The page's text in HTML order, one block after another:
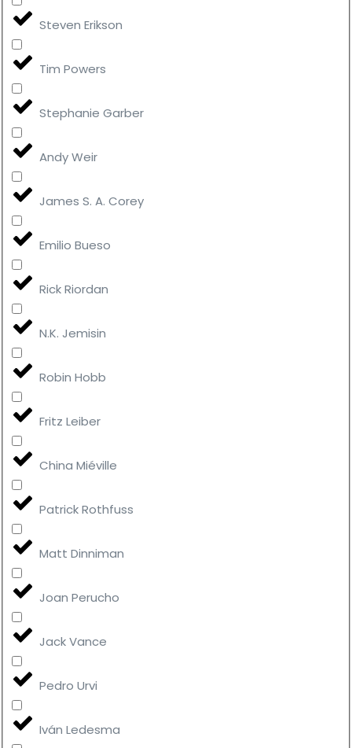
Steven Erikson
Tim Powers
Stephanie Garber
Andy Weir
James S. A. Corey
Emilio Bueso
Rick Riordan
N.K. Jemisin
Robin Hobb
Fritz Leiber
China Miéville
Patrick Rothfuss
Matt Dinniman
Joan Perucho
Jack Vance
Pedro Urvi
Iván Ledesma